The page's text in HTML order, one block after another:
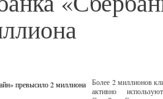
Более 2 миллионов
активно